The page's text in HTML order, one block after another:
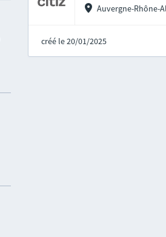
Auvergne-Rhône-
créé le 20/01/2025